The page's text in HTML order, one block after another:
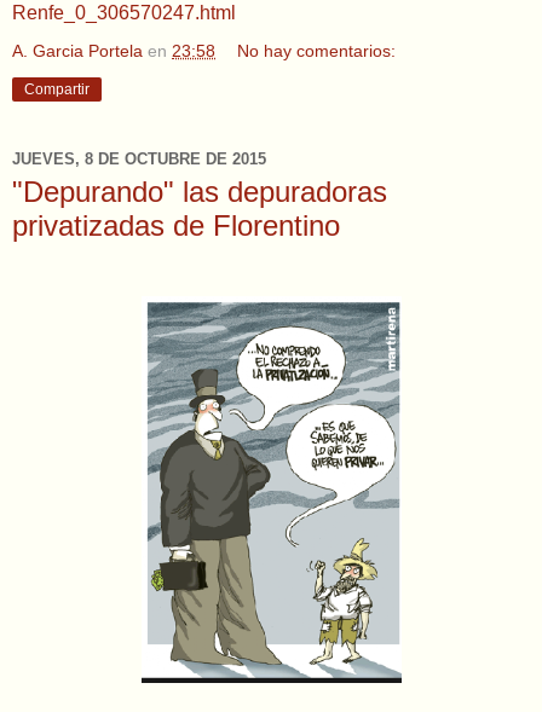
Renfe_0_306570247.html
A. Garcia Portela en 23:58 No hay comentarios:
Compartir
JUEVES, 8 DE OCTUBRE DE 2015
"Depurando" las depuradoras
privatizadas de Florentino